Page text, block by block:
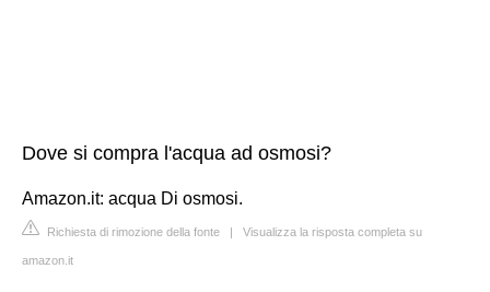
Dove si compra l'acqua ad osmosi?
Amazon.it: acqua Di osmosi.
Richiesta di rimozione della fonte | Visualizza la risposta completa su
amazon.it